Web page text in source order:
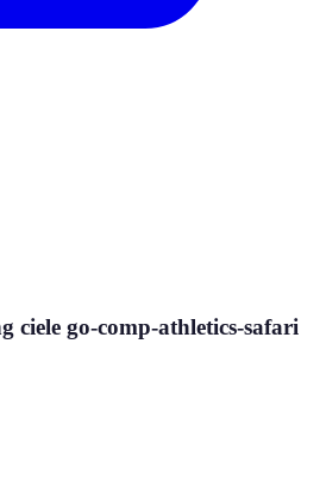
ciele go-comp-athletics-safari